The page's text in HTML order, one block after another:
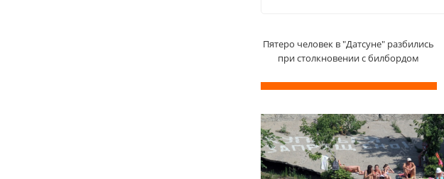
Пятеро человек в "Датсуне" разбились
при столкновении с билбордом